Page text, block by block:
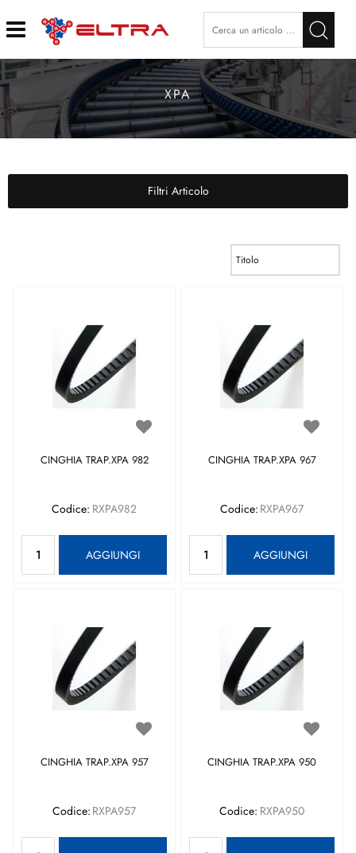
Open
XPA
Filtri Articolo
CINGHIA TRAP.XPA 982
Codice: RXPA982
AGGIUNGI
CINGHIA TRAP.XPA 967
Codice: RXPA967
AGGIUNGI
CINGHIA TRAP.XPA 957
Codice: RXPA957
CINGHIA TRAP.XPA 950
Codice: RXPA950